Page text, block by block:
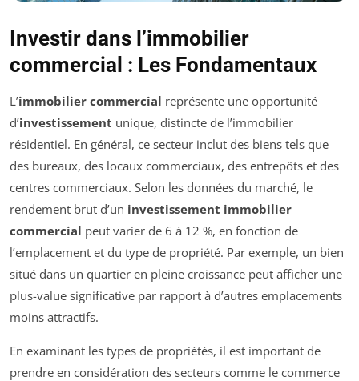
Investir dans l’immobilier
commercial : Les Fondamentaux
L’immobilier commercial représente une opportunité
d’investissement unique, distincte de l’immobilier
résidentiel. En général, ce secteur inclut des biens tels que
des bureaux, des locaux commerciaux, des entrepôts et des
centres commerciaux. Selon les données du marché, le
rendement brut d’un investissement immobilier
commercial peut varier de 6 à 12 %, en fonction de
l’emplacement et du type de propriété. Par exemple, un bien
situé dans un quartier en pleine croissance peut afficher une
plus-value significative par rapport à d’autres emplacements
moins attractifs.
En examinant les types de propriétés, il est important de
prendre en considération des secteurs comme le commerce